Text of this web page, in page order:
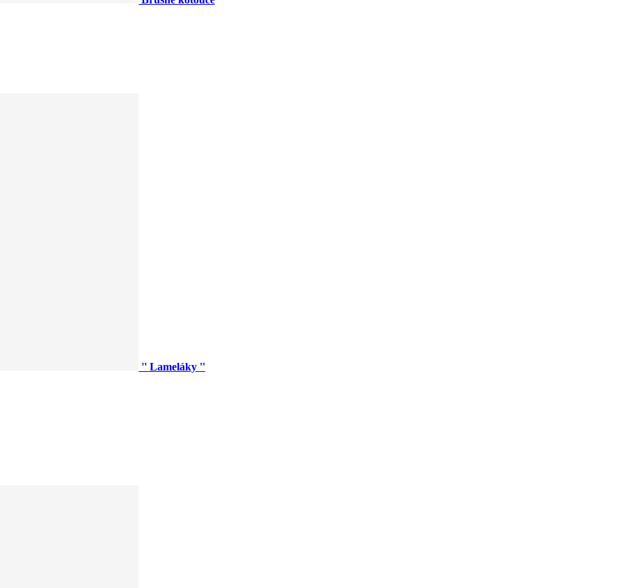
'' Lameláky ''